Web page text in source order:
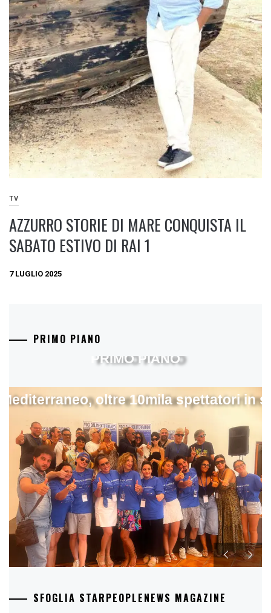
TV
AZZURRO STORIE DI MARE CONQUISTA IL
SABATO ESTIVO DI RAI 1
7 LUGLIO 2025
PRIMO PIANO
oltre 10mila spettatori in
PRIMO PIANO
SFOGLIA STARPEOPLENEWS MAGAZINE